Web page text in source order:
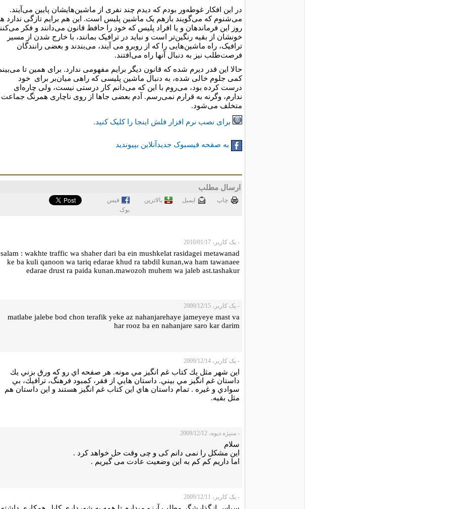
در این افکار غوطه‌ور بودم که دیدم چند نفری از ماشین‌هایشان پایین می‌آیند.
می‌شنوم که می‌گویند بازهم یک ماشین پلیس است. این هم برایم تازگی ندارد
روز این فرماندهان و یا افراد پلیس که خود را حافظ قانون می‌دانند و فکر
خونشان از بقیه رنگین‌تر است و نباید در ترافیک بمانند، با خارج شدن از مسیر
ترافیک، راه ماشین‌هایی را که از روبرو می آیند، می‌بندند و بعضی رانندگان
فرصت‌طلب نیز به دنبال آنها راه می‌افتند.
حالا این قدر دیرم شده که قانون دیگر برایم مفهومی ندارد. برای همین تا
کمی جلوم خالی شده، به دنبال ماشین پلیسی که راهی میان‌بر برای خود
درست کرده بود، می‌روم با این که می‌دانم کار درستی نیست، ولی چاره‌ای
ندارم، وگرنه به قرارم نمی‌رسم. آدم بعضی جاها از روی ناچاری همرنگ جماعت
متخلف می‌شود.
برای نصب نرم افزار فلش اینجا را کلیک کنيد.
به صفحه فیسبوک جدیدآنلاین بپیوندید
ارسال مطلب
چاپ ايميل بالاترین
فيس
بوک
- یک کاربر، 2010/01/17
salam : wakhte traffic wa shaher dari ba ein mushkelat rasidagei metawanad
ke ba kuli qanoon wa tariq edarae khud ra tabdil kunan,wa ham tawanaee
edarae drust ra paida kunan.mawozoh muhem wa jaleb ast.tashakur
- یک کاربر، 2009/12/15
matlabe jalebe bod chon terafik yeke az nahanjarehaye jameyeye mast va
har rooz ba en nahanjare saro kar darim
- یک کاربر، 2009/12/14
اين شهر مثل يك كتاب غم انگيز مي مونه. هر صفحه اي رو كه ورق بزني يك
داستان غم انگيز مي بيني. داستان هايي از فقر، كمبود فرهنگ، ترافيك، بي
سوادي و غيره . تمام داستان هاي اين كتاب غم انگيز هستند و اين داستان هم
مثل بقيه.
- منیژه دیوه، 2009/12/12
سلام
این مشکل را نمی دانم کی و چی وقت حل خواهد کرد .
اما داریم کم کم به این وضعیت عادت می گیریم .
- یک کاربر، 2009/12/11